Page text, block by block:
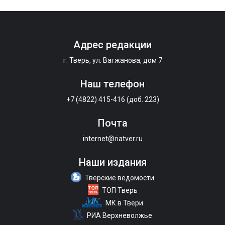
Адрес редакции
г. Тверь, ул. Вагжанова, дом 7
Наш телефон
+7 (4822) 415-416 (доб. 223)
Почта
internet@riatver.ru
Наши издания
Тверские ведомости
ТОП Тверь
МК в Твери
РИА Верхневолжье